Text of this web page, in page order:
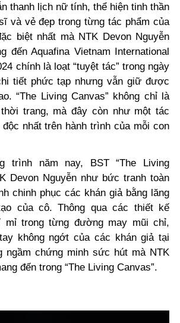
thanh lịch nữ tính, thể hiện tinh thần
và vẻ đẹp trong từng tác phẩm của
biệt nhất mà NTK Devon Nguyễn
đến Aquafina Vietnam International
chính làloạt “tuyệt tác” trong ngày
tiết phức tạp nhưng vẫn giữ được
“The Living Canvas” không chỉ là
trang, mà đây còn như một tác
độc nhất trên hành trình của mỗi con
trình năm nay, BST“The Living
Devon Nguyễn như bức tranh toàn
chinh phục các khán giả bằng lăng
của cô. Thông qua các thiết kế
trong từng đường may mũi chỉ,
không ngớt của các khán giả tại
ngầm chứng minh sức hút mà NTK
đến trong “The Living Canvas”.